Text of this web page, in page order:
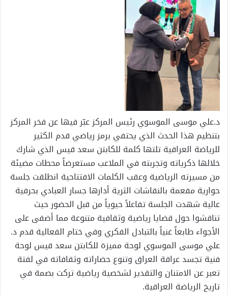
د.علي موسى الموسوي رئيس المركز عبّر فيها عن فخر المركز
بتنظيم هذا الحدث الذي يحتفي برمز رياضي قدم الكثير
للرياضة العراقية تلتها كلمة للكابتن سعد قيس الذي شارك
خلالها ذكرياته وتجربته في الملاعب مستعرضاً محطات مضيئة
من مسيرته الرياضية وعقب الكلمات الافتتاحية انطلقت جلسة
حوارية مفعمة بالنقاشات الثرية أدارها جسار العبادي بحرفية
عالية شهدت الجلسة تفاعلاً حيوياً من قبل الحضور حيث
تناقشوا حول قضايا رياضية وثقافية متنوعة مما أضفى على
الأجواء طابعاً غنياً بالتبادل الفكري وفي ختام الفعالية قدم د.
علي موسى الموسوي لوحة مميزة للكابتن سعد قيس لوحة
فنية تجسد عراقة العراق وتنوع حضاراته وثقافاته في لفتة
تعبر عن الامتنان والتقدير لشخصية رياضية تركت بصمة في
تاريخ الرياضة العراقية.